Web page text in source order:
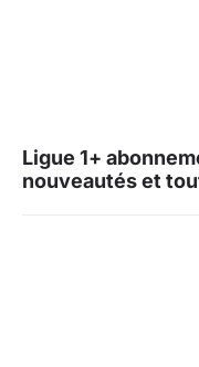
Ligue 1+
nouveautés et